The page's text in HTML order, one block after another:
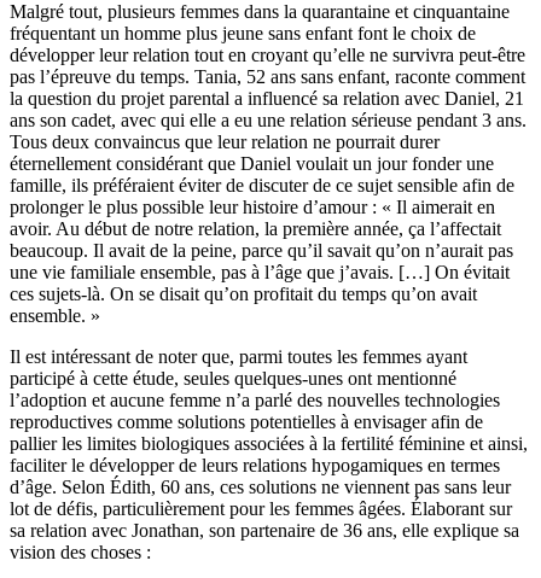
Malgré tout, plusieurs femmes dans la quarantaine et cinquantaine
fréquentant un homme plus jeune sans enfant font le choix de
développer leur relation tout en croyant qu’elle ne survivra peut-être
pas l’épreuve du temps. Tania, 52 ans sans enfant, raconte comment
la question du projet parental a influencé sa relation avec Daniel, 21
ans son cadet, avec qui elle a eu une relation sérieuse pendant 3 ans.
Tous deux convaincus que leur relation ne pourrait durer
éternellement considérant que Daniel voulait un jour fonder une
famille, ils préféraient éviter de discuter de ce sujet sensible afin de
prolonger le plus possible leur histoire d’amour : « Il aimerait en
avoir. Au début de notre relation, la première année, ça l’affectait
beaucoup. Il avait de la peine, parce qu’il savait qu’on n’aurait pas
une vie familiale ensemble, pas à l’âge que j’avais. […] On évitait
ces sujets-là. On se disait qu’on profitait du temps qu’on avait
ensemble. »
Il est intéressant de noter que, parmi toutes les femmes ayant
participé à cette étude, seules quelques-unes ont mentionné
l’adoption et aucune femme n’a parlé des nouvelles technologies
reproductives comme solutions potentielles à envisager afin de
pallier les limites biologiques associées à la fertilité féminine et ainsi,
faciliter le développer de leurs relations hypogamiques en termes
d’âge. Selon Édith, 60 ans, ces solutions ne viennent pas sans leur
lot de défis, particulièrement pour les femmes âgées. Élaborant sur
sa relation avec Jonathan, son partenaire de 36 ans, elle explique sa
vision des choses :